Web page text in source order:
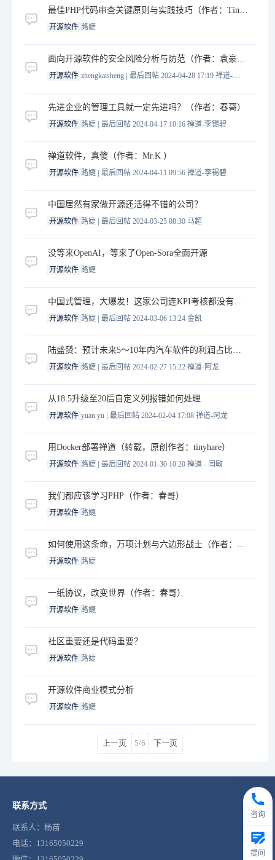
最佳PHP代码审查关键原则与实践技巧（作者：Tinywan）
开源软件 路婕
面向开源软件的安全风险分析与防范（作者：袁豪杰，赵冉，唐刚）
开源软件 zhengkaisheng | 最后回帖 2024-04-28 17:19 禅道-李锡碧
先进企业的管理工具就一定先进吗？（作者：春哥）
开源软件 路婕 | 最后回帖 2024-04-17 10:16 禅道-李锡碧
禅道软件，真傻（作者：Mr.K ）
开源软件 路婕 | 最后回帖 2024-04-11 09:56 禅道-李锡碧
中国居然有家做开源还活得不错的公司？
开源软件 路婕 | 最后回帖 2024-03-25 08:30 马超
没等来OpenAI，等来了Open-Sora全面开源
开源软件 路婕
中国式管理，大爆发！这家公司连KPI考核都没有，却连续8年市占第一
开源软件 路婕 | 最后回帖 2024-03-06 13:24 金凯
陆盛赟：预计未来5～10年内汽车软件的利润占比将大幅度提升（作者：尹丽梅）
开源软件 路婕 | 最后回帖 2024-02-27 15:22 禅道-阿龙
从18.5升级至20后自定义列报错如何处理
开源软件 yuan yu | 最后回帖 2024-02-04 17:08 禅道-阿龙
用Docker部署禅道（转载，原创作者：tinyhare）
开源软件 路婕 | 最后回帖 2024-01-30 10:20 禅道 - 闫敏
我们都应该学习PHP（作者：春哥）
开源软件 路婕
如何使用这条命，万项计划与六边形战士（作者：春哥）
开源软件 路婕
一纸协议，改变世界（作者：春哥）
开源软件 路婕
社区重要还是代码重要？
开源软件 路婕
开源软件商业模式分析
开源软件 路婕
上一页 5/6 下一页
联系方式
联系人：杨苗
电话：13165050229
咨询
提问